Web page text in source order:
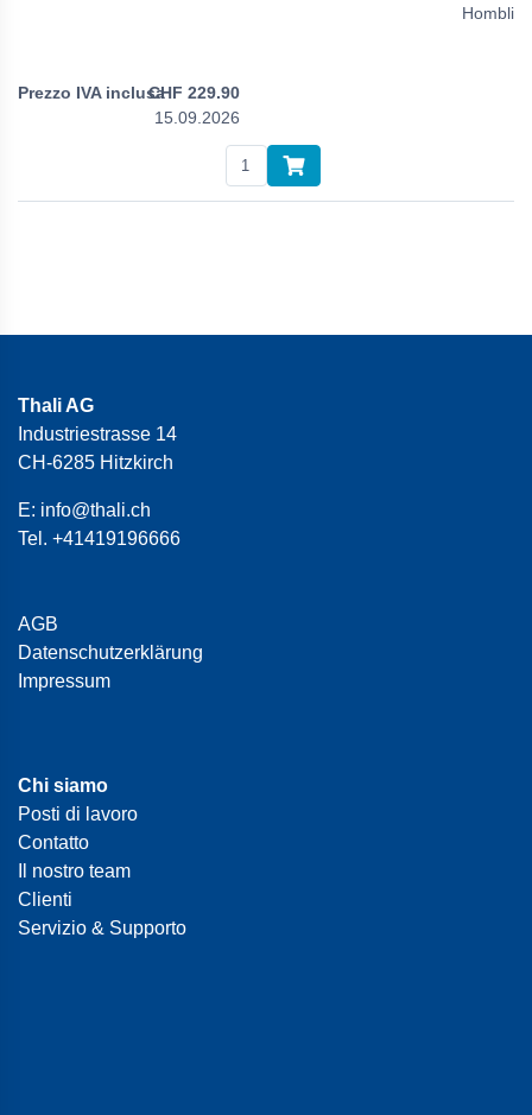
Hombli
CHF 229.90
15.09.2026
Thali AG
Industriestrasse 14
CH-6285 Hitzkirch
E: info@thali.ch
Tel. +41419196666
AGB
Datenschutzerklärung
Impressum
Chi siamo
Posti di lavoro
Contatto
Il nostro team
Clienti
Servizio & Supporto